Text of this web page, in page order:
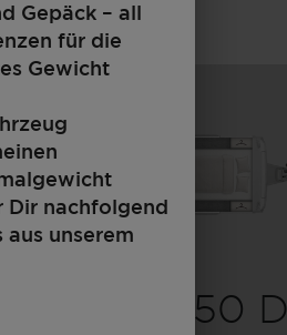
450 D
Gepäck – all
für die
Gewicht
Dir nachfolgend
unserem